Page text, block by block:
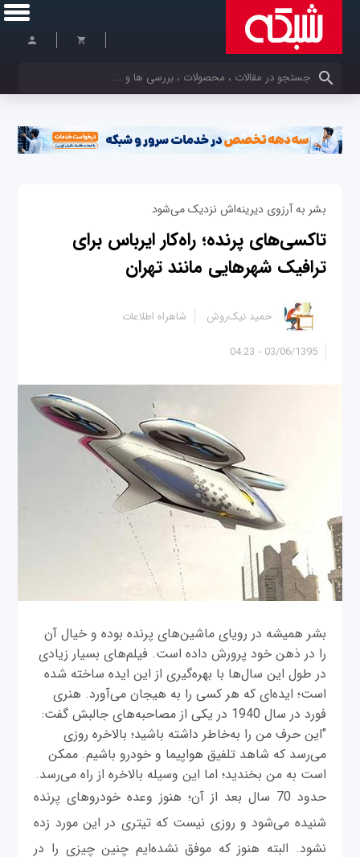
کلمات کلیدی خود را وارد کنید
بشر به آرزوی دیرینه‌اش نزدیک می‌شود
تاکسی‌های پرنده؛ راه‌کار ایرباس برای
ترافیک شهرهایی مانند تهران
03/06/1395 - 04:23
حمید نیک‌روش شاهراه اطلاعات
بشر همیشه در رویای ماشین‌های پرنده بوده و خیال آن
را در ذهن خود پرورش داده است. فیلم‌های بسیار زیادی
در طول این سال‌ها با بهره‌گیری از این ایده ساخته شده
است؛ ایده‌ای که هر کسی را به هیجان می‌آورد. هنری
فورد در سال 1940 در یکی از مصاحبه‌های جالبش گفت:
"این حرف من را به‌خاطر داشته باشید؛ بالاخره روزی
می‌رسد که شاهد تلفیق هواپیما و خودرو باشیم. ممکن
است به من بخندید؛ اما این وسیله بالاخره از راه می‌رسد.
حدود 70 سال بعد از آن؛ هنوز وعده خودروهای پرنده
شنیده می‌شود و روزی نیست که تیتری در این مورد زده
نشود. البته هنوز که موفق نشده‌ایم چنین چیزی را در